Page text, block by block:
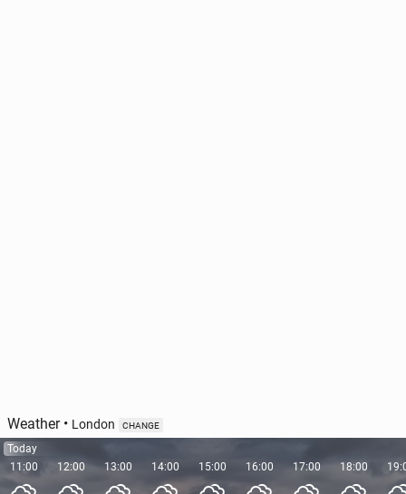
Weather• London CHANGE
Today
11:00
12:00 13:00 14:00 15:00 16:00 17:00 18:00